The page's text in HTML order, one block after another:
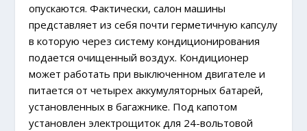
опускаются. Фактически, салон машины
представляет из себя почти герметичную капсулу
в которую через систему кондиционирования
подается очищенный воздух. Кондиционер
может работать при выключенном двигателе и
питается от четырех аккумуляторных батарей,
установленных в багажнике. Под капотом
установлен электрощиток для 24-вольтовой